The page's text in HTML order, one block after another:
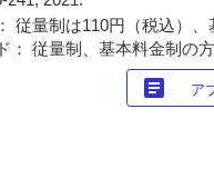
従量制は110円（税込）
： 従量制、基本料金制の
article ア